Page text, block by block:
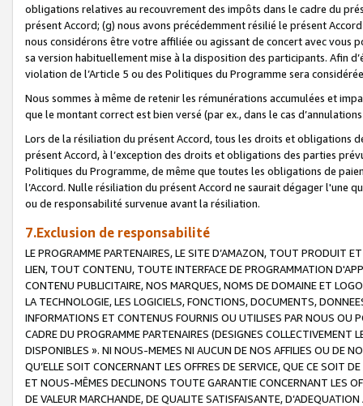
obligations relatives au recouvrement des impôts dans le cadre du
présent Accord; (g) nous avons précédemment résilié le présent
nous considérons être votre affiliée ou agissant de concert avec vous
sa version habituellement mise à la disposition des participants. Afin
violation de l’Article 5 ou des Politiques du Programme sera
Nous sommes à même de retenir les rémunérations accumulées et
que le montant correct est bien versé (par ex., dans le cas
Lors de la résiliation du présent Accord, tous les droits et obligations
présent Accord, à l’exception des droits et obligations des parties
Politiques du Programme, de même que toutes les obligations de
l’Accord. Nulle résiliation du présent Accord ne saurait dégager l'une
ou de responsabilité survenue avant la résiliation.
7.Exclusion de responsabilité
LE PROGRAMME PARTENAIRES, LE SITE D’AMAZON, TOUT PRODUIT
LIEN, TOUT CONTENU, TOUTE INTERFACE DE PROGRAMMATION
CONTENU PUBLICITAIRE, NOS MARQUES, NOMS DE DOMAINE ET
LA TECHNOLOGIE, LES LOGICIELS, FONCTIONS, DOCUMENTS,
INFORMATIONS ET CONTENUS FOURNIS OU UTILISES PAR NOUS OU
CADRE DU PROGRAMME PARTENAIRES (DESIGNES COLLECTIVEMENT
DISPONIBLES ». NI NOUS-MEMES NI AUCUN DE NOS AFFILIES OU DE
QU’ELLE SOIT CONCERNANT LES OFFRES DE SERVICE, QUE CE SOIT
ET NOUS-MÊMES DECLINONS TOUTE GARANTIE CONCERNANT LES
DE VALEUR MARCHANDE, DE QUALITE SATISFAISANTE,